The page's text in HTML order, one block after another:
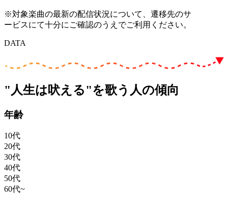
※対象楽曲の最新の配信状況について、遷移先のサ
ービスにて十分にご確認のうえでご利用ください。
DATA
"人生は吠える"を歌う人の傾向
年齢
10代
20代
30代
40代
50代
60代~